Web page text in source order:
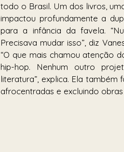
todo o Brasil. Um dos livros,
impactou profundamente a
para a infância da favela.
Precisava mudar isso”, diz
“O que mais chamou atenção
hip-hop. Nenhum outro
literatura”, explica. Ela
afrocentradas e excluindo